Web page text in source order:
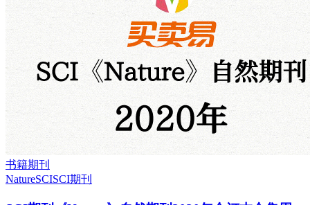
书籍期刊
NatureSCISCI期刊